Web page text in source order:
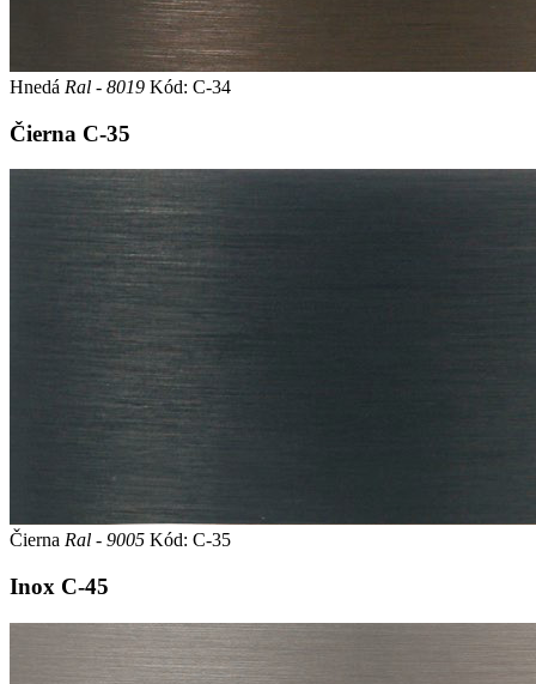
Hnedá Ral - 8019 Kód: C-34
Čierna C-35
Čierna Ral - 9005 Kód: C-35
Inox C-45